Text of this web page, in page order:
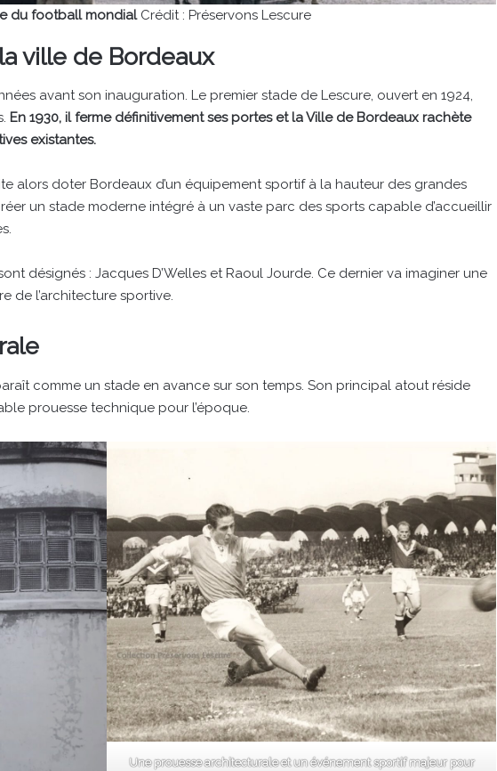
du football mondialCrédit : Préservons Lescure
ville de Bordeaux
avant son inauguration. Le premier stade de Lescure, ouvert en 1924,
En 1930, il ferme définitivement ses portes et la Ville de Bordeaux rachète
existantes.
alors doter Bordeaux d’un équipement sportif à la hauteur des grandes
un stade moderne intégré à un vaste parc des sports capable d’accueillir
désignés : Jacques D’Welles et Raoul Jourde. Ce dernier va imaginer une
de l’architecture sportive.
comme un stade en avance sur son temps. Son principal atout réside
prouesse technique pour l’époque.
Une prouesse architecturale et un événement sportif majeur pour